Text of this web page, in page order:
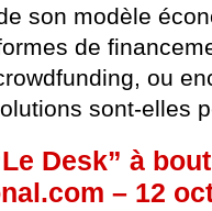
son modèle
de
ou
sont-elles
Desk” à
– 12